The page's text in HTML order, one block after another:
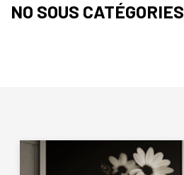
NO SOUS CATÉGORIES